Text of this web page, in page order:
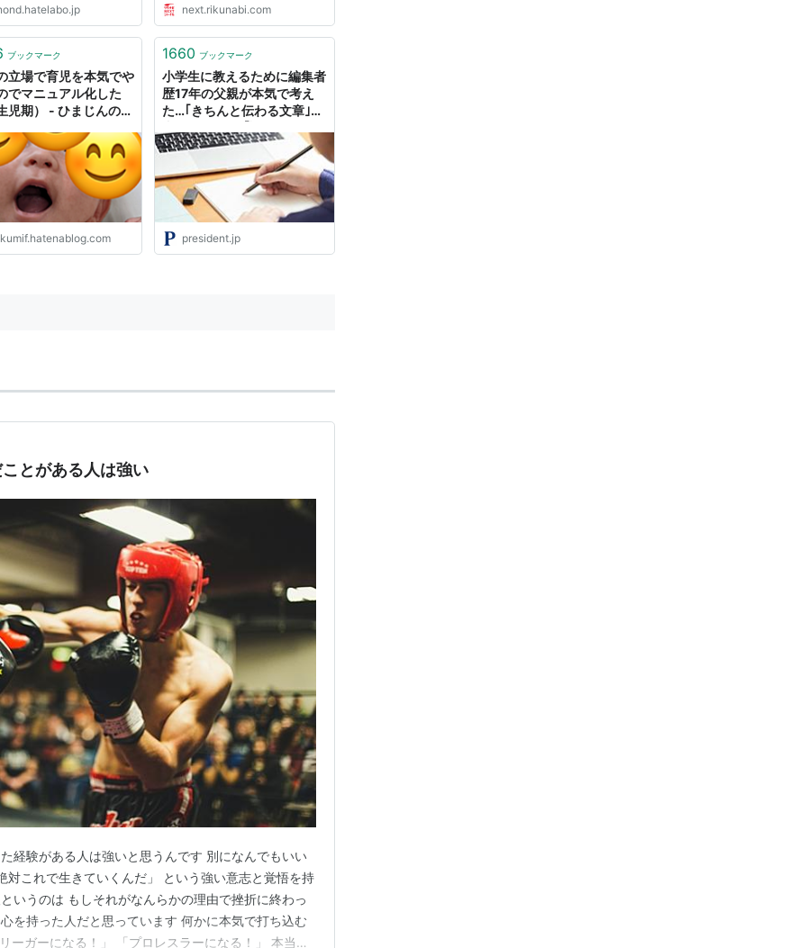
next.rikunabi.com
ブックマーク
立場で育児を本気でや
でマニュアル化した
児期） - ひまじんの日
1660 ブックマーク
小学生に教えるために編集者
歴17年の父親が本気で考え
た…｢きちんと伝わる文章｣を
る｣とは｢生きる力がある｣と
president.jp
とがある人は強い
経験がある人は強いと思うんです 別になんでもいい
対これで生きていくんだ」 という強い意志と覚悟を持
いうのは もしそれがなんらかの理由で挫折に終わっ
を持った人だと思っています 何かに本気で打ち込む
ーガーになる！」 「プロレスラーになる！」 本当に